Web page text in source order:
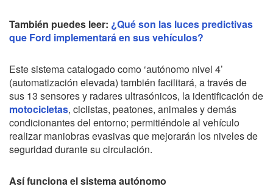
También puedes leer: ¿Qué son las luces predictivas
que Ford implementará en sus vehículos?
Este sistema catalogado como ‘autónomo nivel 4’
(automatización elevada) también facilitará, a través de
sus 13 sensores y radares ultrasónicos, la identificación de
motocicletas, ciclistas, peatones, animales y demás
condicionantes del entorno; permitiéndole al vehículo
realizar maniobras evasivas que mejorarán los niveles de
seguridad durante su circulación.
Así funciona el sistema autónomo